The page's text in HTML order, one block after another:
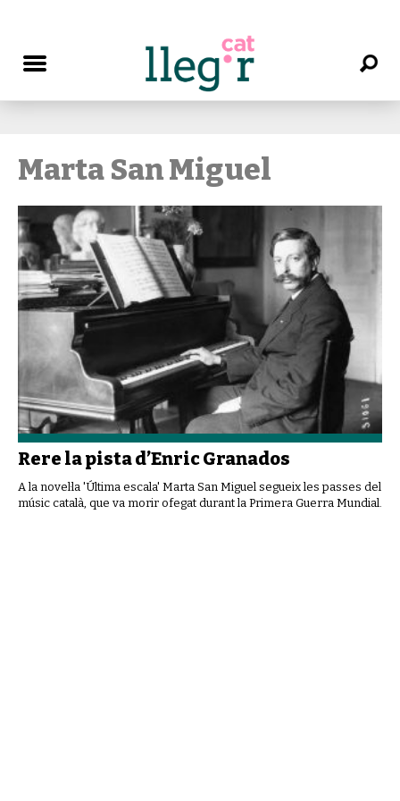
Marta San Miguel
Rere la pista d’Enric Granados
A la novel·la 'Última escala' Marta San Miguel segueix les passes del
músic català, que va morir ofegat durant la Primera Guerra Mundial.